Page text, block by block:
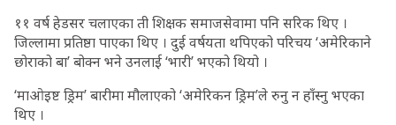
११ वर्ष हेडसर चलाएका ती शिक्षक समाजसेवामा पनि सरिक थिए ।
जिल्लामा प्रतिष्ठा पाएका थिए । दुई वर्षयता थपिएको परिचय ‘अमेरिकाने
छोराको बा’ बोक्न भने उनलाई ‘भारी’ भएको थियो ।
‘माओइष्ट ड्रिम’ बारीमा मौलाएको ‘अमेरिकन ड्रिम’ले रुनु न हाँस्नु भएका
थिए ।